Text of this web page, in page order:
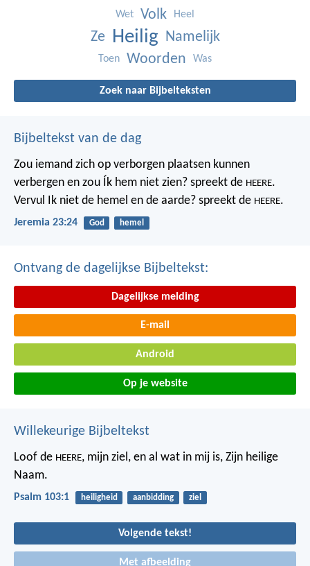
Wet Volk Heel
Ze Heilig Namelijk
Toen Woorden Was
Zoek naar Bijbelteksten
Bijbeltekst van de dag
Zou iemand zich op verborgen plaatsen kunnen
verbergen en zou Ík hem niet zien? spreekt de HEERE.
Vervul Ik niet de hemel en de aarde? spreekt de HEERE.
Jeremia 23:24 God hemel
Ontvang de dagelijkse Bijbeltekst:
Dagelijkse melding
E-mail
Android
Op je website
Willekeurige Bijbeltekst
Loof de HEERE, mijn ziel, en al wat in mij is, Zijn heilige
Naam.
Psalm 103:1 heiligheid aanbidding ziel
Volgende tekst!
Met afbeelding